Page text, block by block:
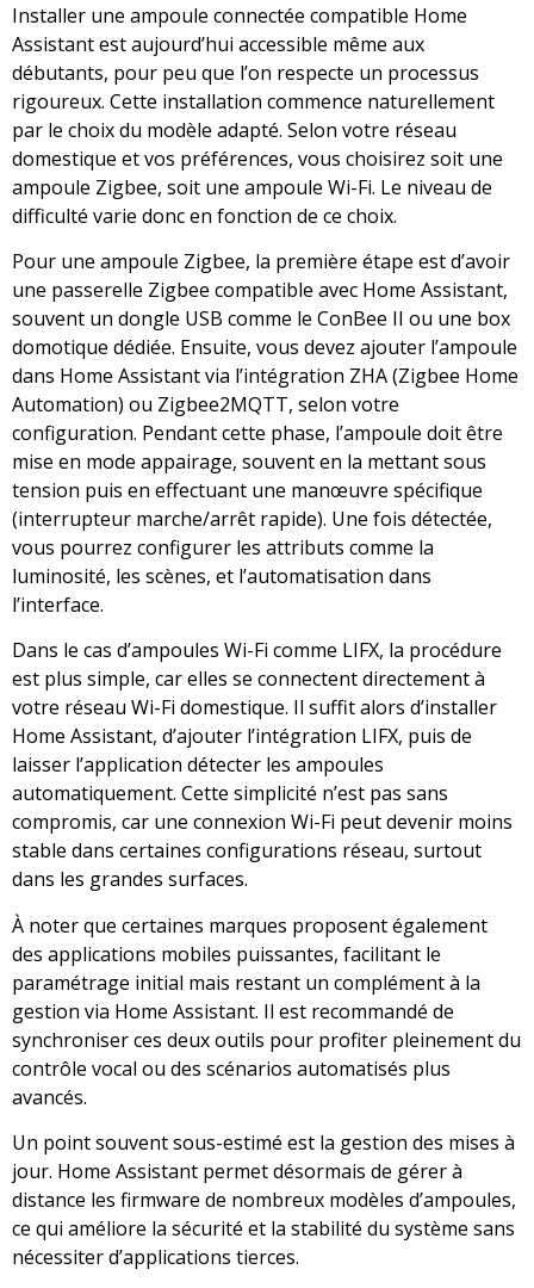
Installer une ampoule connectée compatible Home
Assistant est aujourd’hui accessible même aux
débutants, pour peu que l’on respecte un processus
rigoureux. Cette installation commence naturellement
par le choix du modèle adapté. Selon votre réseau
domestique et vos préférences, vous choisirez soit une
ampoule Zigbee, soit une ampoule Wi-Fi. Le niveau de
difficulté varie donc en fonction de ce choix.
Pour une ampoule Zigbee, la première étape est d’avoir
une passerelle Zigbee compatible avec Home Assistant,
souvent un dongle USB comme le ConBee II ou une box
domotique dédiée. Ensuite, vous devez ajouter l’ampoule
dans Home Assistant via l’intégration ZHA (Zigbee Home
Automation) ou Zigbee2MQTT, selon votre
configuration. Pendant cette phase, l’ampoule doit être
mise en mode appairage, souvent en la mettant sous
tension puis en effectuant une manœuvre spécifique
(interrupteur marche/arrêt rapide). Une fois détectée,
vous pourrez configurer les attributs comme la
luminosité, les scènes, et l’automatisation dans
l’interface.
Dans le cas d’ampoules Wi-Fi comme LIFX, la procédure
est plus simple, car elles se connectent directement à
votre réseau Wi-Fi domestique. Il suffit alors d’installer
Home Assistant, d’ajouter l’intégration LIFX, puis de
laisser l’application détecter les ampoules
automatiquement. Cette simplicité n’est pas sans
compromis, car une connexion Wi-Fi peut devenir moins
stable dans certaines configurations réseau, surtout
dans les grandes surfaces.
À noter que certaines marques proposent également
des applications mobiles puissantes, facilitant le
paramétrage initial mais restant un complément à la
gestion via Home Assistant. Il est recommandé de
synchroniser ces deux outils pour profiter pleinement du
contrôle vocal ou des scénarios automatisés plus
avancés.
Un point souvent sous-estimé est la gestion des mises à
jour. Home Assistant permet désormais de gérer à
distance les firmware de nombreux modèles d’ampoules,
ce qui améliore la sécurité et la stabilité du système sans
nécessiter d’applications tierces.